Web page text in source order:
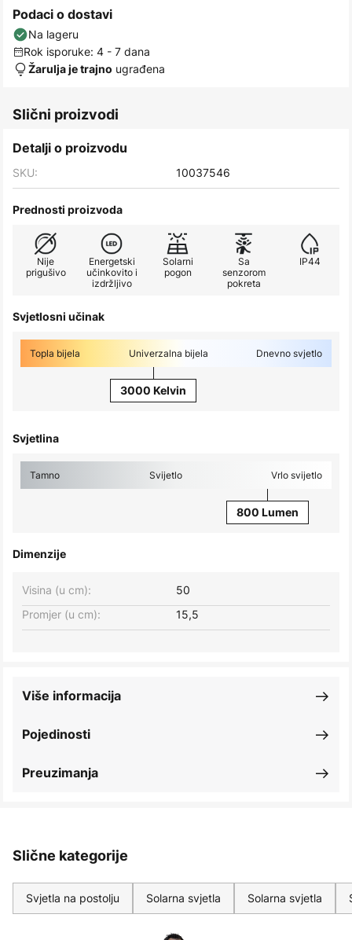
Podaci o dostavi
Na lageru
Rok isporuke: 4 - 7 dana
Žarulja je trajno ugrađena
Slični proizvodi
Detalji o proizvodu
SKU: 10037546
Prednosti proizvoda
Nije
prigušivo
Energetski
učinkovito i
izdržljivo
Solarni
pogon
Sa
senzorom
pokreta
IP44
Svjetlosni učinak
Topla bijela Univerzalna bijela Dnevno svjetlo
3000 Kelvin
Svjetlina
Tamno Svijetlo Vrlo svijetlo
800 Lumen
Dimenzije
Visina (u cm):
50
Promjer (u cm):
15,5
Pojedinosti
Više informacija
Preuzimanja
Slične kategorije
Svjetla na postolju Solarna svjetla Solarna svjetla